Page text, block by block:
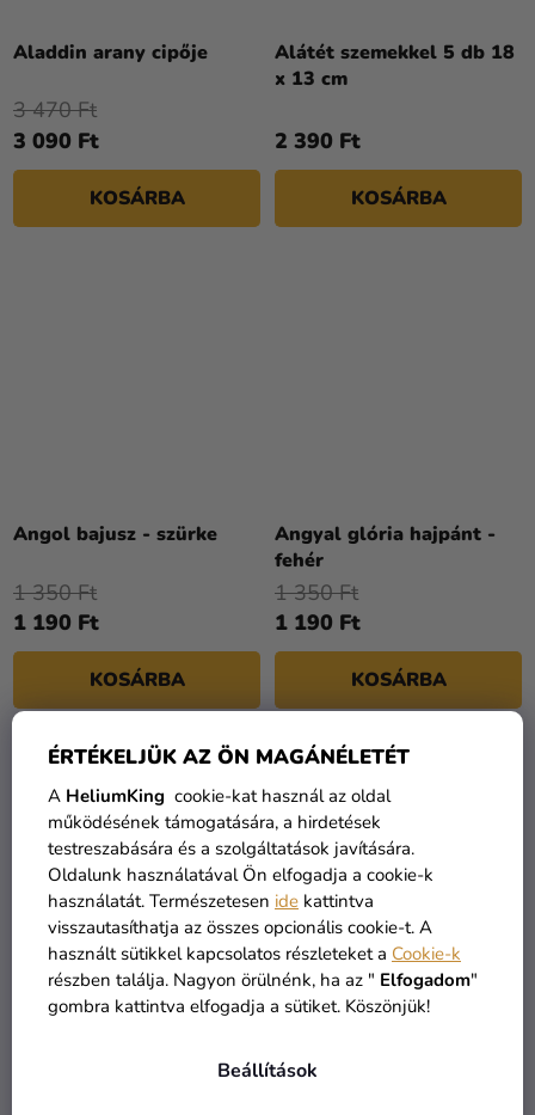
ÉRTÉKELJÜK AZ ÖN MAGÁNÉLETÉT
A HeliumKing cookie-kat használ az oldal
működésének támogatására, a hirdetések
testreszabására és a szolgáltatások javítására.
Oldalunk használatával Ön elfogadja a cookie-k
használatát. Természetesen ide kattintva
visszautasíthatja az összes opcionális cookie-t. A
használt sütikkel kapcsolatos részleteket a Cookie-k
részben találja. Nagyon örülnénk, ha az " Elfogadom"
gombra kattintva elfogadja a sütiket. Köszönjük!
Beállítások
Aladdin arany cipője
3 090 Ft
3 470 Ft
KOSÁRBA
Alátét szemekkel 5 db 18
x 13 cm
2 390 Ft
KOSÁRBA
Angol bajusz - szürke
1 190 Ft
1 350 Ft
KOSÁRBA
Angyal glória hajpánt -
fehér
1 190 Ft
1 350 Ft
KOSÁRBA
KIÁRUSÍTÁS
Angyal glória hajpánt -
Arany kesztyű
2 350 Ft